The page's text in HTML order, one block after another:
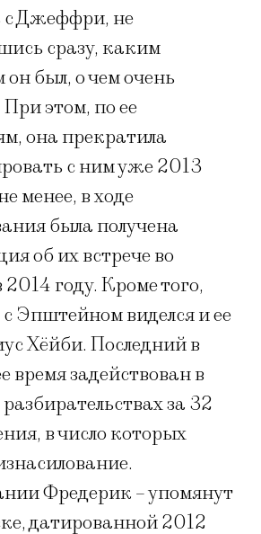
с Джеффри, не
сразу, каким
он был, о чем очень
При этом, по ее
она прекратила
с ним уже 2013
менее, в ходе
была получена
об их встрече во
году. Кроме того,
Эпштейном виделся и ее
Хёйби. Последний в
время задействован в
за 32
в число которых
Фредерик – упомянут
датированной 2012